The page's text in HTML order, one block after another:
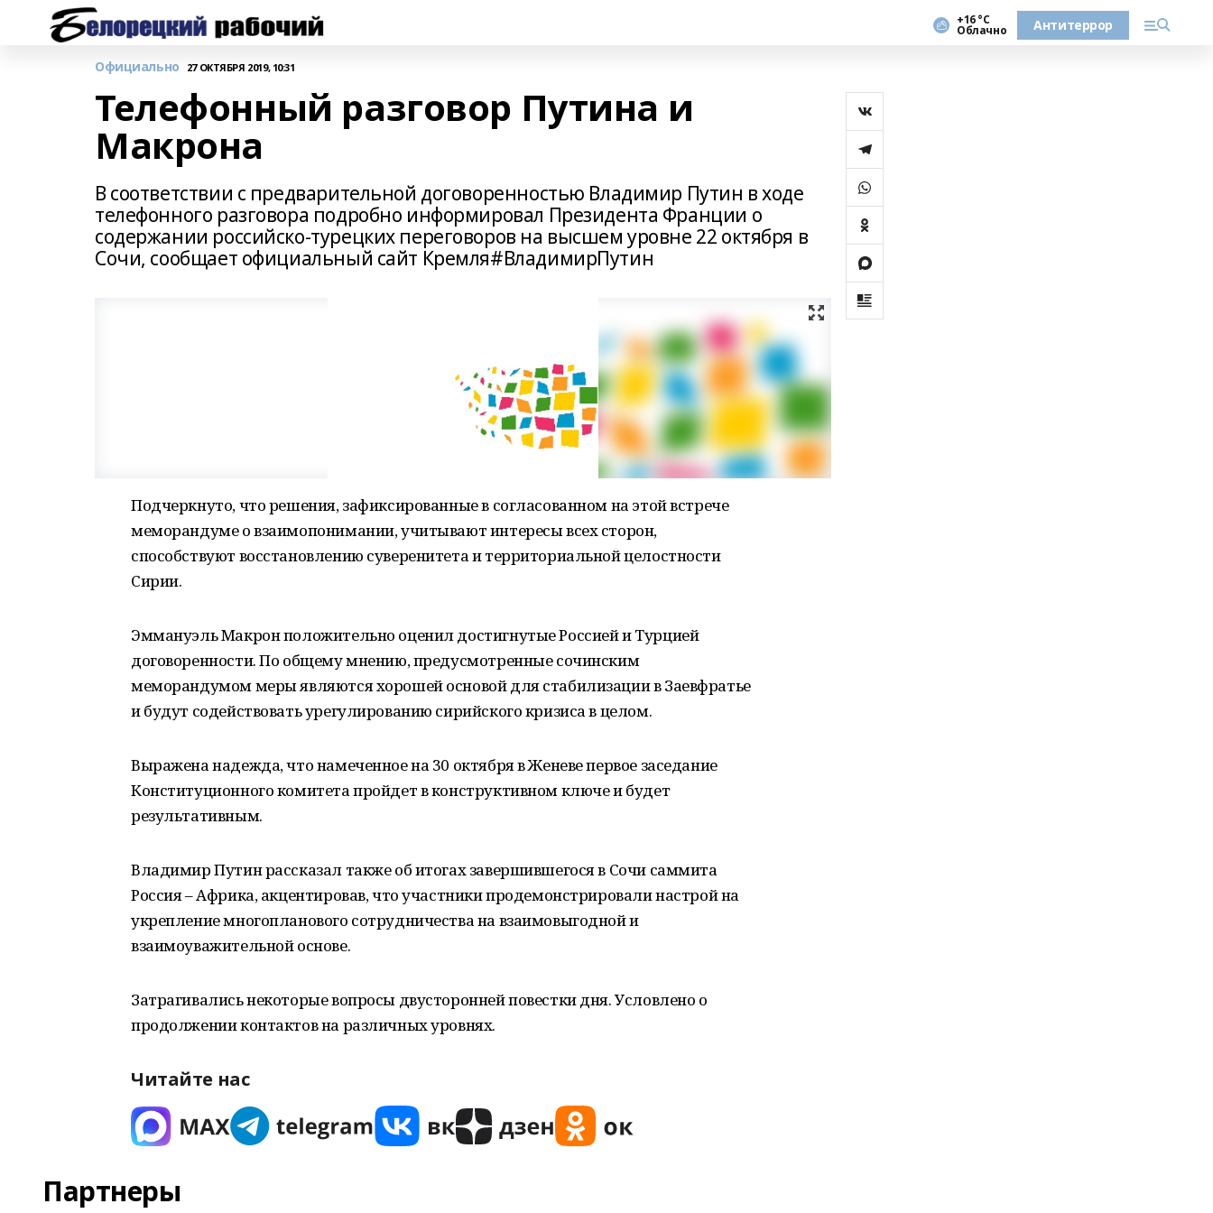
+16 °С
Облачно Антитеррор
Официально 27 ОКТЯБРЯ 2019, 10:31
Телефонный разговор Путина и
Макрона
В соответствии с предварительной договоренностью Владимир Путин в ходе
телефонного разговора подробно информировал Президента Франции о
содержании российско-турецких переговоров на высшем уровне 22 октября в
Сочи, сообщает официальный сайт Кремля#ВладимирПутин
Подчеркнуто, что решения, зафиксированные в согласованном на этой встрече
меморандуме о взаимопонимании, учитывают интересы всех сторон,
способствуют восстановлению суверенитета и территориальной целостности
Сирии.
Эммануэль Макрон положительно оценил достигнутые Россией и Турцией
договоренности. По общему мнению, предусмотренные сочинским
меморандумом меры являются хорошей основой для стабилизации в Заевфратье
и будут содействовать урегулированию сирийского кризиса в целом.
Выражена надежда, что намеченное на 30 октября в Женеве первое заседание
Конституционного комитета пройдет в конструктивном ключе и будет
результативным.
Владимир Путин рассказал также об итогах завершившегося в Сочи саммита
Россия – Африка, акцентировав, что участники продемонстрировали настрой на
укрепление многопланового сотрудничества на взаимовыгодной и
взаимоуважительной основе.
Затрагивались некоторые вопросы двусторонней повестки дня. Условлено о
продолжении контактов на различных уровнях.
Читайте нас
Партнеры